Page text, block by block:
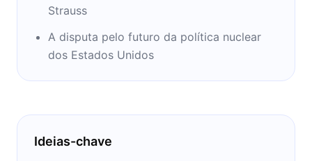
Strauss
A disputa pelo futuro da política nuclear
dos Estados Unidos
Ideias-chave